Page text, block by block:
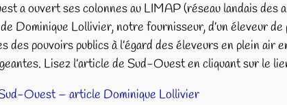
a ouvert ses colonnes au LIMAP (réseau landais des
Dominique Lollivier, notre fournisseur, d’un éleveur
des pouvoirs publics à l’égard des éleveurs en plein air
Lisez l’article de Sud-Ouest en cliquant sur le
Ouest – article Dominique Lollivier